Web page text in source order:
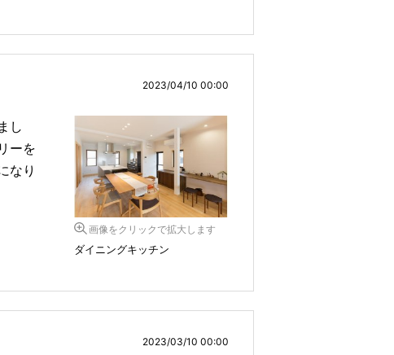
2023/04/10 00:00
し
ーを
なり
画像をクリックで拡大します
ダイニングキッチン
2023/03/10 00:00